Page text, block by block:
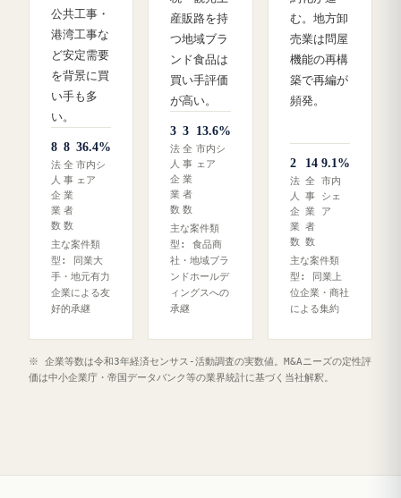
公共工事・
港湾工事な
ど安定需要
を背景に買
い手も多
い。
8
法
人
企
業
数
8
全
事
業
者
数
36.4%
市内シ
ェア
主な案件類
型: 同業大
手・地元有力
企業による友
好的承継
産販路を持
つ地域ブラ
ンド食品は
買い手評価
が高い。
3
法
人
企
業
数
3
全
事
業
者
数
13.6%
市内シ
ェア
主な案件類
型: 食品商
社・地域ブラ
ンドホールデ
ィングスへの
承継
む。地方卸
売業は問屋
機能の再構
築で再編が
頻発。
2
法
人
企
業
数
14
全
事
業
者
数
9.1%
市内
シェ
ア
主な案件類
型: 同業上
位企業・商社
による集約
※ 企業等数は令和3年経済センサス‐活動調査の実数値。M&Aニーズの定性評
価は中小企業庁・帝国データバンク等の業界統計に基づく当社解釈。